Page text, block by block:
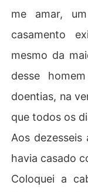
me amar,
casamento
mesmo da
desse
doentias, na
que todos os
Aos
havia casado
Coloquei a